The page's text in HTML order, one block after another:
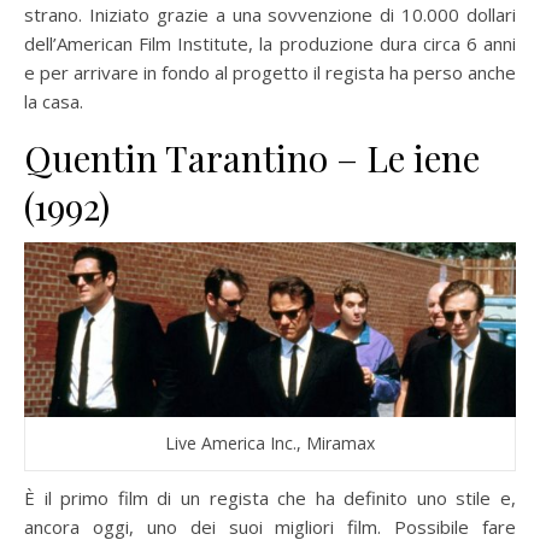
strano. Iniziato grazie a una sovvenzione di 10.000 dollari
dell’American Film Institute, la produzione dura circa 6 anni
e per arrivare in fondo al progetto il regista ha perso anche
la casa.
Quentin Tarantino – Le iene
(1992)
Live America Inc., Miramax
È il primo film di un regista che ha definito uno stile e,
ancora oggi, uno dei suoi migliori film. Possibile fare